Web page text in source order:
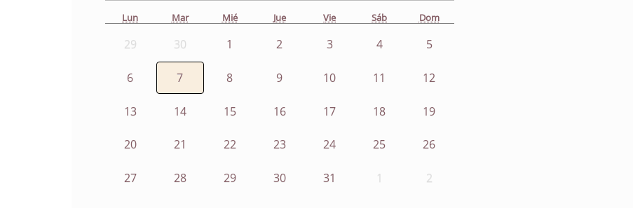
Lun Mar Mié Jue Vie Sáb Dom
29 30 1 2 3 4 5
6 7 8 9 10 11 12
13 14 15 16 17 18 19
20 21 22 23 24 25 26
27 28 29 30 31 1 2